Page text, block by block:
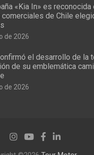
«Kia In» es
de Chile
de 2026
el desarrollo de la
de su emblemática
de 2026